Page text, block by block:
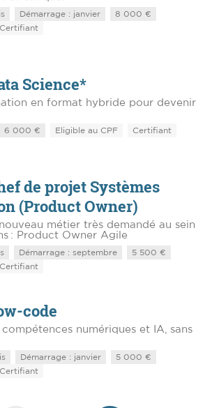
Démarrage : janvier
8 000 €
Certifiant
Science*
en format hybride pour devenir
6 000 € Eligible au CPF Certifiant
de projet Systèmes
(Product Owner)
métier très demandé au sein
: Product Owner Agile
Démarrage : septembre
5 500 €
Certifiant
code
numériques et IA, sans
Démarrage : janvier
5 000 €
Certifiant